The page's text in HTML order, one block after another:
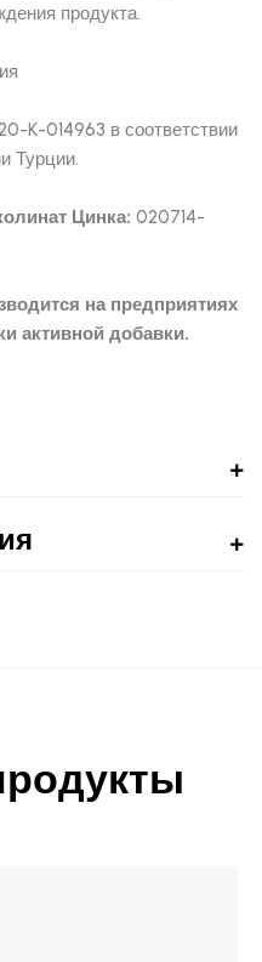
продукта.
K-014963 в соответствии
Турции.
Цинка: 020714-
на предприятиях
активной добавки.